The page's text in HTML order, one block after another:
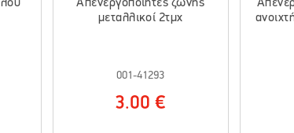
Απενεργοποιητές ζώνης
μεταλλικοί 2τμχ
001-41293
3.00 €